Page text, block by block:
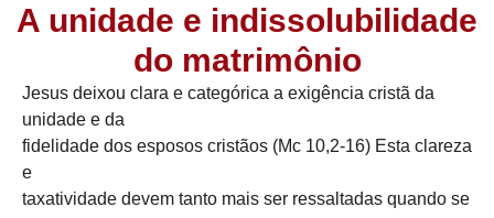
A unidade e indissolubilidade
do matrimônio
Jesus deixou clara e categórica a exigência cristã da
unidade e da
fidelidade dos esposos cristãos (Mc 10,2-16) Esta clareza
e
taxatividade devem tanto mais ser ressaltadas quando se